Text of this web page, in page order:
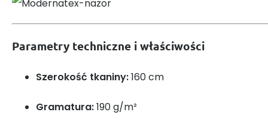
Parametry techniczne i właściwości
Szerokość tkaniny:160 cm
Gramatura:190 g/m²